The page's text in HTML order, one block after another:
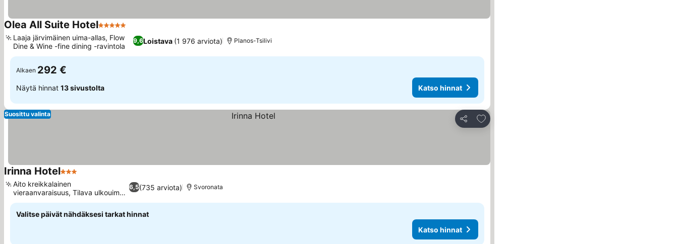
Olea All Suite Hotel5 Tähtiluokitus
9,6Loistava (1 976 arviota)
Laaja järvimäinen uima-allas, Flow
Dine & Wine -fine dining -ravintola
Planos-Tsilivi
Alkaen 292 €
Näytä hinnat 13 sivustolta Katso hinnat
Jaa
Lisää suosikkeihin
Suosittu valinta
Irinna Hotel3 Tähtiluokitus
6,5(735 arviota)
Aito kreikkalainen
vieraanvaraisuus, Tilava ulkouima-
allas
Svoronata
Valitse päivät nähdäksesi tarkat hinnat
Katso hinnat